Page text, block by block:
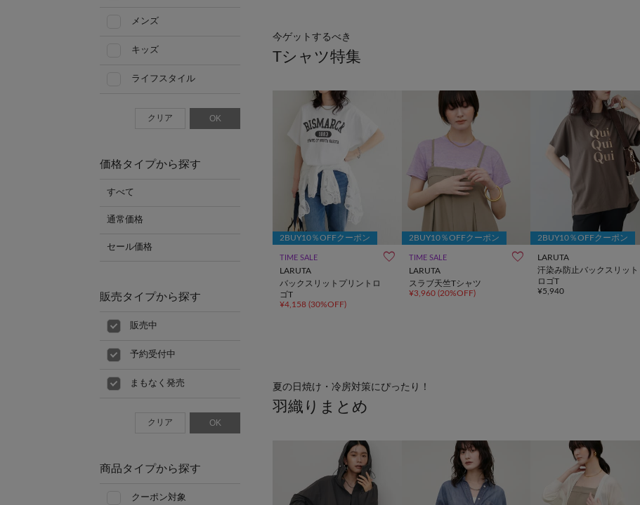
今ゲットするべき
Tシャツ特集
2BUY10％OFFクーポン
TIME SALE
LARUTA
バックスリットプリントロ
ゴT
¥4,158 (30%OFF)
2BUY10％OFFクーポン
TIME SALE
LARUTA
スラブ天竺Tシャツ
¥3,960 (20%OFF)
2BUY10％OFFクーポン
LARUTA
汗染み防止バックスリット
ロゴT
¥5,940
夏の日焼け・冷房対策にぴったり！
羽織りまとめ
メンズ
キッズ
ライフスタイル
クリア OK
価格タイプから探す
すべて
通常価格
セール価格
販売タイプから探す
販売中
予約受付中
まもなく発売
クリア OK
商品タイプから探す
クーポン対象